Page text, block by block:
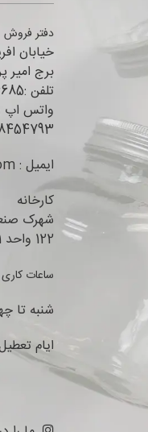
دفتر فروش
خیابان
برج امیر پرویز
تلفن :02188796685 - 02188878767 - 02188878769
ایمیل : info@packingjar.com
کارخانه
شهرک
122 واحد 1
ساعات کاری
شنبه تا
ایام